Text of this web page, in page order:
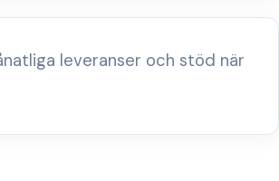
leveranser och stöd när